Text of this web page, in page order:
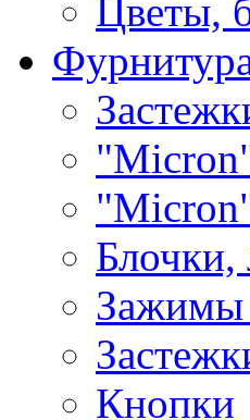
Цветы,
Зажимы
Кнопки